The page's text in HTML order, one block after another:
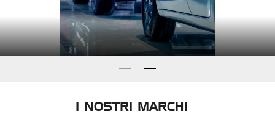
I NOSTRI MARCHI